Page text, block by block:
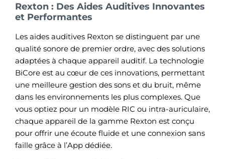
Rexton : Des Aides Auditives Innovantes
et Performantes
Les aides auditives Rexton se distinguent par une
qualité sonore de premier ordre, avec des solutions
adaptées à chaque appareil auditif. La technologie
BiCore est au cœur de ces innovations, permettant
une meilleure gestion des sons et du bruit, même
dans les environnements les plus complexes. Que
vous optiez pour un modèle RIC ou intra-auriculaire,
chaque appareil de la gamme Rexton est conçu
pour offrir une écoute fluide et une connexion sans
faille grâce à l’App dédiée.